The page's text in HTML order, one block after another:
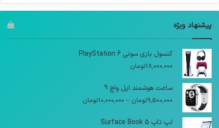
پیشنهاد ویژه
کنسول بازی سونی PlayStation 6
18,000,000تومان
ساعت هوشمند اپل واچ 9
9,500,000تومان –
10,000,000تومان
لپ تاپ Surface Book 5